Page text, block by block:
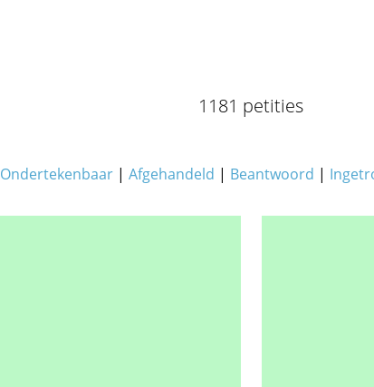
1181 petities
Ondertekenbaar| Afgehandeld | Beantwoord |